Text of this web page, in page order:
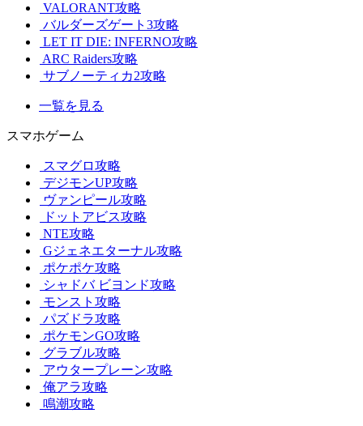
VALORANT攻略
バルダーズゲート3攻略
LET IT DIE: INFERNO攻略
ARC Raiders攻略
サブノーティカ2攻略
一覧を見る
スマホゲーム
スマグロ攻略
デジモンUP攻略
ヴァンピール攻略
ドットアビス攻略
NTE攻略
Gジェネエターナル攻略
ポケポケ攻略
シャドバ ビヨンド攻略
モンスト攻略
パズドラ攻略
ポケモンGO攻略
グラブル攻略
アウタープレーン攻略
俺アラ攻略
鳴潮攻略